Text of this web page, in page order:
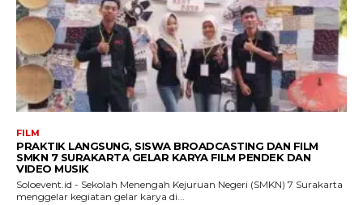
FILM
PRAKTIK LANGSUNG, SISWA BROADCASTING DAN FILM
SMKN 7 SURAKARTA GELAR KARYA FILM PENDEK DAN
VIDEO MUSIK
Soloevent.id - Sekolah Menengah Kejuruan Negeri (SMKN) 7 Surakarta
menggelar kegiatan gelar karya di...